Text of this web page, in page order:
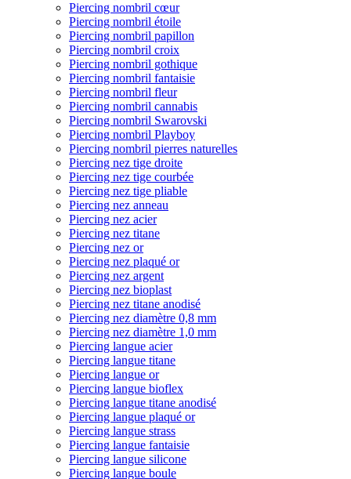
Piercing nombril cœur
Piercing nombril étoile
Piercing nombril papillon
Piercing nombril croix
Piercing nombril gothique
Piercing nombril fantaisie
Piercing nombril fleur
Piercing nombril cannabis
Piercing nombril Swarovski
Piercing nombril Playboy
Piercing nombril pierres naturelles
Piercing nez tige droite
Piercing nez tige courbée
Piercing nez tige pliable
Piercing nez anneau
Piercing nez acier
Piercing nez titane
Piercing nez or
Piercing nez plaqué or
Piercing nez argent
Piercing nez bioplast
Piercing nez titane anodisé
Piercing nez diamètre 0,8 mm
Piercing nez diamètre 1,0 mm
Piercing langue acier
Piercing langue titane
Piercing langue or
Piercing langue bioflex
Piercing langue titane anodisé
Piercing langue plaqué or
Piercing langue strass
Piercing langue fantaisie
Piercing langue silicone
Piercing langue boule